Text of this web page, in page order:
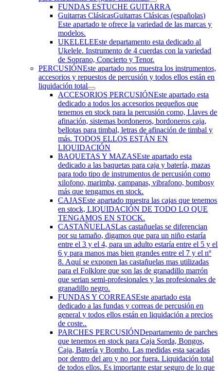
FUNDAS ESTUCHE GUITARRA
Guitarras ClásicasGuitarras Clásicas (españolas)
Este apartado te ofrece la variedad de las marcas y
modelos.
UKELELEEste departamento esta dedicado al
Ukelele. Instrumento de 4 cuerdas con la variedad
de Soprano, Concierto y Tenor.
PERCUSIÓNEste apartado nos muestra los instrumentos,
accesorios y repuestos de percusión y todos ellos están en
liquidación total
ACCESORIOS PERCUSIÓNEste apartado esta
dedicado a todos los accesorios pequeños que
tenemos en stock para la percusión como, Llaves de
afinación, sistemas bordoneros, bordoneros caja,
bellotas para timbal, letras de afinación de timbal y
más. TODOS ELLOS ESTÁN EN
LIQUIDACIÓN
BAQUETAS Y MAZASEste apartado esta
dedicado a las baquetas para caja y batería, mazas
para todo tipo de instrumentos de percusión como
xilofono, marimba, campanas, vibrafono, bombosy
más que tengamos en stock.
CAJASEste apartado muestra las cajas que tenemos
en stock, LIQUIDACIÓN DE TODO LO QUE
TENGAMOS EN STOCK.
CASTAÑUELASLas castañuelas se diferencian
por su tamaño, digamos que para un niño estaría
entre el 3 y el 4, para un adulto estaría entre el 5 y el
6 y para manos mas bien grandes entre el 7 y el nº
8. Aquí se exponen las castañuelas mas utilizadas
para el Folklore que son las de granadillo marrón
que serian semi-profesionales y las profesionales de
granadillo negro.
FUNDAS Y CORREASEste apartado esta
dedicado a las fundas y correas de percusión en
general y todos ellos están en liquidación a precios
de coste..
PARCHES PERCUSIÓNDepartamento de parches
que tenemos en stock para Caja Sorda, Bongos,
Caja, Batería y Bombo. Las medidas esta sacadas
por dentro del aro y no por fuera. Liquidación total
de todos ellos. Es importante estar seguro de lo que